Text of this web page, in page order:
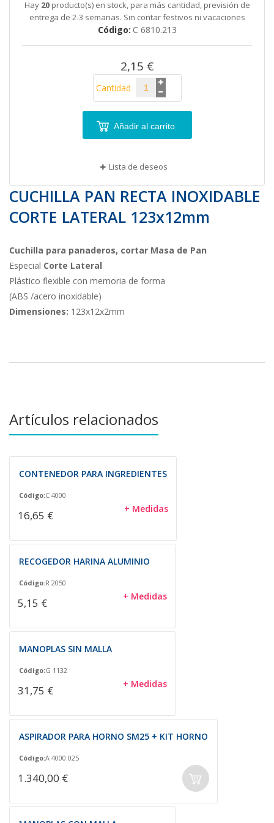
galería
imágenes
Hay 20producto(s) en stock, para más cantidad, previsión de
entrega de 2-3 semanas. Sin contar festivos ni vacaciones
Código C 6810.213
2,15 €
Cantidad
Añadir al carrito
Lista de deseos
CUCHILLA PAN RECTA INOXIDABLE
CORTE LATERAL 123x12mm
Cuchilla para panaderos, cortar Masa de Pan
Especial Corte Lateral
Plástico flexible con memoria de forma
(ABS /acero inoxidable)
Dimensiones: 123x12x2mm
Artículos relacionados
CONTENEDOR PARA INGREDIENTES
Código:C 4000
16,65 € + Medidas
RECOGEDOR HARINA ALUMINIO
Código:R 2050
5,15 € + Medidas
MANOPLAS SIN MALLA
Código:G 1132
31,75 € + Medidas
ASPIRADOR PARA HORNO SM25 + KIT HORNO
Código:A 4000.025
1.340,00 €